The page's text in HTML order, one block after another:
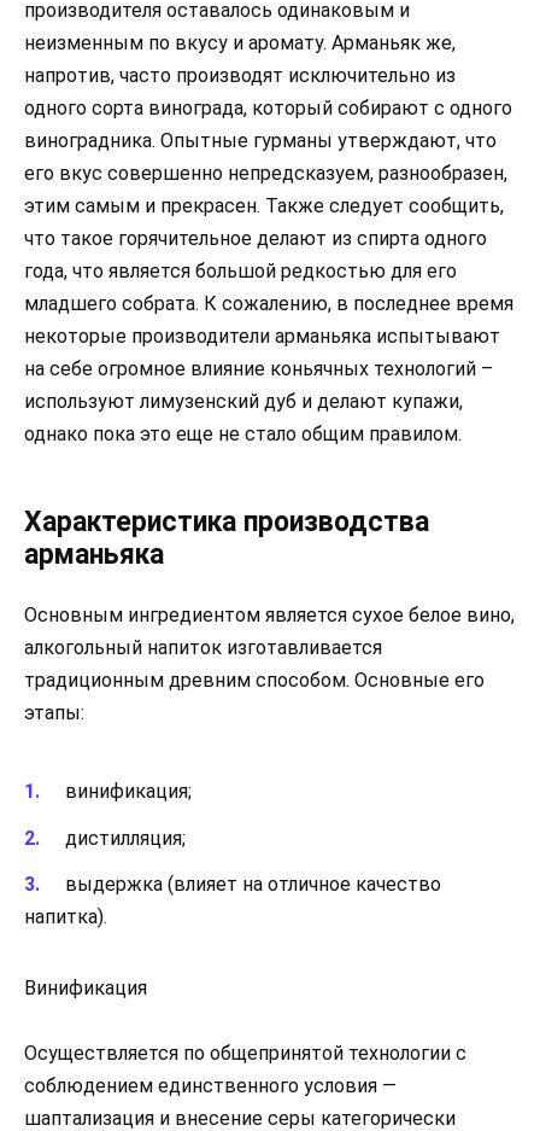
производителя оставалось одинаковым и
неизменным по вкусу и аромату. Арманьяк же,
напротив, часто производят исключительно из
одного сорта винограда, который собирают с одного
виноградника. Опытные гурманы утверждают, что
его вкус совершенно непредсказуем, разнообразен,
этим самым и прекрасен. Также следует сообщить,
что такое горячительное делают из спирта одного
года, что является большой редкостью для его
младшего собрата. К сожалению, в последнее время
некоторые производители арманьяка испытывают
на себе огромное влияние коньячных технологий –
используют лимузенский дуб и делают купажи,
однако пока это еще не стало общим правилом.
Характеристика производства
арманьяка
Основным ингредиентом является сухое белое вино,
алкогольный напиток изготавливается
традиционным древним способом. Основные его
этапы:
винификация;
дистилляция;
выдержка (влияет на отличное качество
напитка).
Винификация
Осуществляется по общепринятой технологии с
соблюдением единственного условия —
шаптализация и внесение серы категорически